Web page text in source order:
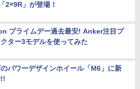
2×9R」が登場！
プライムデー過去最安! Anker注目プ
ター3モデルを使ってみた
パワーデザインホイール「M6」に新